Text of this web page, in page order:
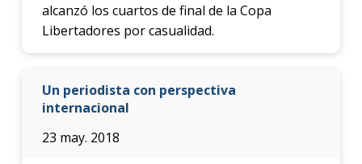
alcanzó los cuartos de final de la Copa
Libertadores por casualidad.
Un periodista con perspectiva
internacional
23 may. 2018